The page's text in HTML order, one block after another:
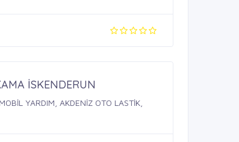
İSKENDERUN
YARDIM, AKDENİZ OTO LASTİK,